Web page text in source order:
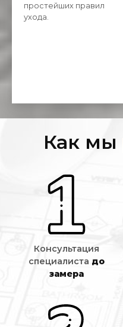
простейших правил
ухода.
Как мы
Консультация
специалиста до
замера